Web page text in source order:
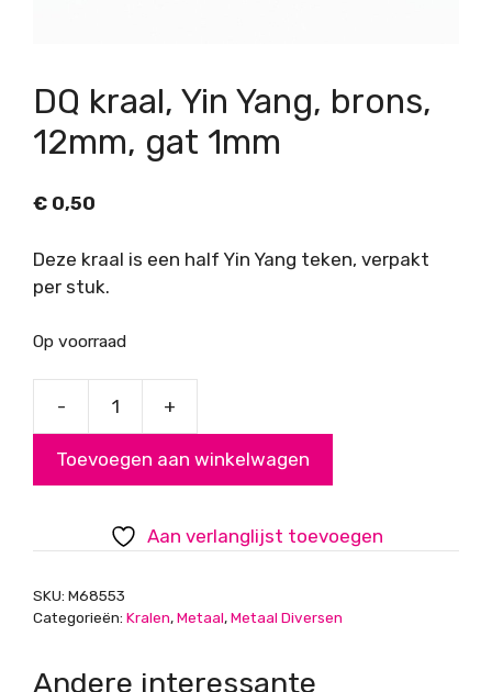
DQ kraal, Yin Yang, brons,
12mm, gat 1mm
€ 0,50
Deze kraal is een half Yin Yang teken, verpakt
per stuk.
Op voorraad
-
Yin
brons,
12mm,
1mm
+
Toevoegen aan winkelwagen
Aan verlanglijst toevoegen
SKU: M68553
Categorieën: Kralen,Metaal,Metaal Diversen
Andere interessante